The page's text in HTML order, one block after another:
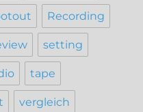
Recording
setting
tape
vergleich